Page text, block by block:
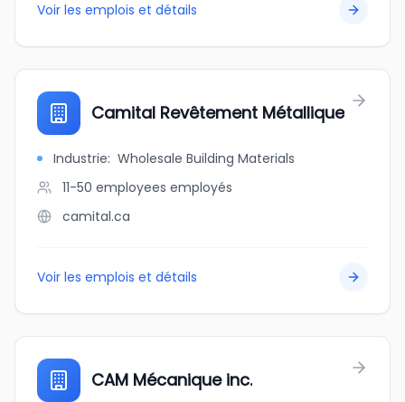
Voir les emplois et détails
Camital Revêtement Métallique
Industrie: Wholesale Building Materials
11-50 employees employés
camital.ca
Voir les emplois et détails
CAM Mécanique inc.